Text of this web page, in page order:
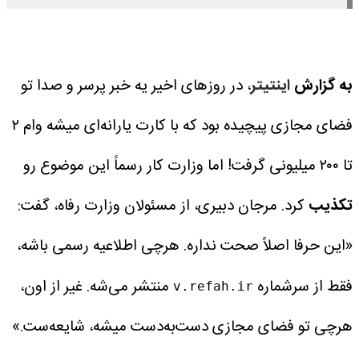
به گزارشاینتیتر، در روزهای اخیر یه خبر پرسر و صدا تو
فضای مجازی پیچیده بود که با کارت یارانه‌ای میشه وام ۲
تا ۲۰۰ میلیونی گرفت! اما وزارت کار رسماً این موضوع رو
تکذیبکرد. مرجان دبیری، از مسئولان وزارت رفاه، گفت:
«این حرفا اصلاً صحت نداره. هرچی اطلاعیه رسمی باشه،
فقط از سرشماره v.refah.ir منتشر می‌شه. غیر از اون،
هرچی تو فضای مجازی دست‌به‌دست میشه، شایعه‌ست.»